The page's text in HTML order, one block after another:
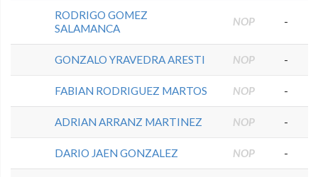
RODRIGO GOMEZ
SALAMANCA
NOP -
GONZALO YRAVEDRA ARESTI NOP -
FABIAN RODRIGUEZ MARTOS NOP -
ADRIAN ARRANZ MARTINEZ NOP -
DARIO JAEN GONZALEZ NOP -